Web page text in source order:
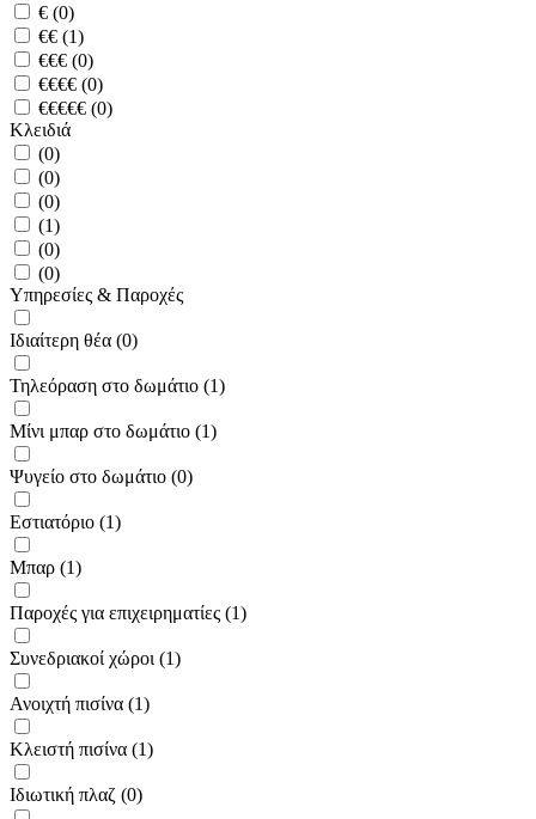
€ (0)
€€ (1)
€€€ (0)
€€€€ (0)
€€€€€ (0)
Κλειδιά
(0)
(0)
(0)
(1)
(0)
(0)
Υπηρεσίες & Παροχές
Ιδιαίτερη θέα (0)
Τηλεόραση στο δωμάτιο (1)
Μίνι μπαρ στο δωμάτιο (1)
Ψυγείο στο δωμάτιο (0)
Εστιατόριο (1)
Μπαρ (1)
Παροχές για επιχειρηματίες (1)
Συνεδριακοί χώροι (1)
Ανοιχτή πισίνα (1)
Κλειστή πισίνα (1)
Ιδιωτική πλαζ (0)